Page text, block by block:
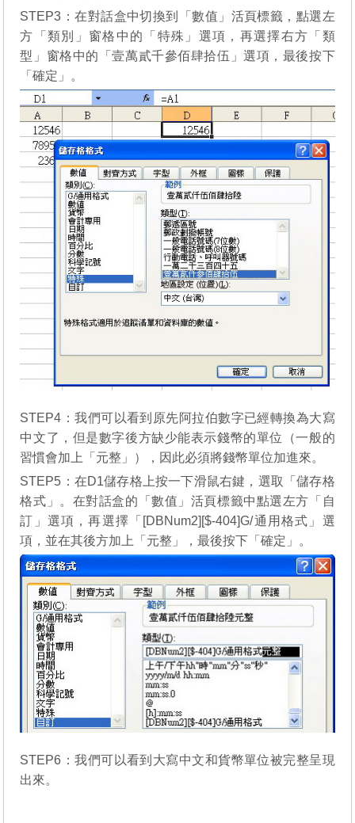
STEP3：在對話盒中切換到「數值」活頁標籤，點選左
方「類別」窗格中的「特殊」選項，再選擇右方「類
型」窗格中的「壹萬貳千參佰肆拾伍」選項，最後按下
「確定」。
STEP4：我們可以看到原先阿拉伯數字已經轉換為大寫
中文了，但是數字後方缺少能表示錢幣的單位（一般的
習慣會加上「元整」），因此必須將錢幣單位加進來。
STEP5：在D1儲存格上按一下滑鼠右鍵，選取「儲存格
格式」。在對話盒的「數值」活頁標籤中點選左方「自
訂」選項，再選擇「[DBNum2][$-404]G/通用格式」選
項，並在其後方加上「元整」，最後按下「確定」。
STEP6：我們可以看到大寫中文和貨幣單位被完整呈現
出來。